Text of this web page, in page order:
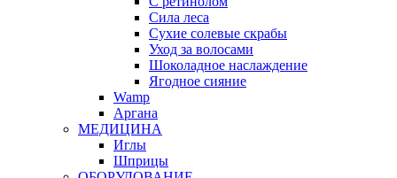
Сила леса
Сухие солевые скрабы
Уход за волосами
Шоколадное наслаждение
Ягодное сияние
Wamp
Аргана
МЕДИЦИНА
Иглы
Шприцы